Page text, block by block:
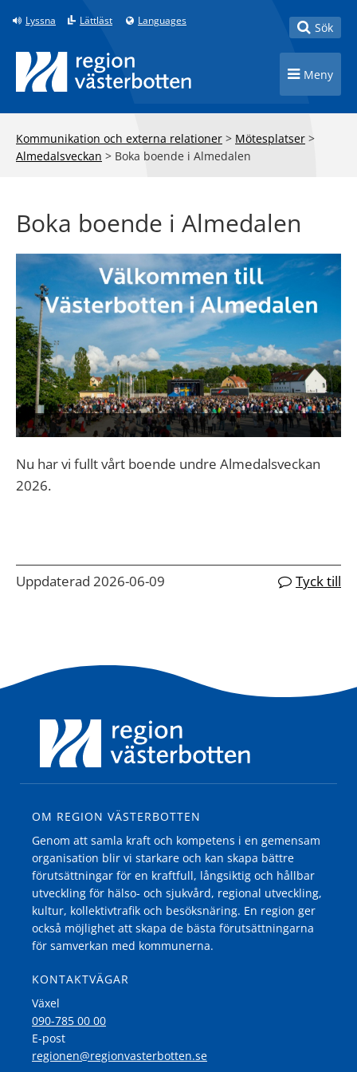
Till innehåll på sidan
Lyssna Lättläst Languages Toggle
Sök
Toggle
Meny
Kommunikation och externa relationer > Mötesplatser >
Almedalsveckan > Boka boende i Almedalen
Boka boende i Almedalen
Nu har vi fullt vårt boende undre Almedalsveckan
2026.
Uppdaterad 2026-06-09 Tyck till
OM REGION VÄSTERBOTTEN
Genom att samla kraft och kompetens i en gemensam
organisation blir vi starkare och kan skapa bättre
förutsättningar för en kraftfull, långsiktig och hållbar
utveckling för hälso- och sjukvård, regional utveckling,
kultur, kollektivtrafik och besöksnäring. En region ger
också möjlighet att skapa de bästa förutsättningarna
för samverkan med kommunerna.
KONTAKTVÄGAR
Växel
090-785 00 00
E-post
regionen@regionvasterbotten.se